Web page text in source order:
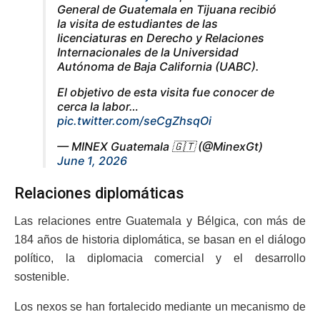
General de Guatemala en Tijuana recibió
la visita de estudiantes de las
licenciaturas en Derecho y Relaciones
Internacionales de la Universidad
Autónoma de Baja California (UABC).
El objetivo de esta visita fue conocer de
cerca la labor…
pic.twitter.com/seCgZhsqOi
— MINEX Guatemala 🇬🇹 (@MinexGt)
June 1, 2026
Relaciones diplomáticas
Las relaciones entre Guatemala y Bélgica, con más de
184 años de historia diplomática, se basan en el diálogo
político, la diplomacia comercial y el desarrollo
sostenible.
Los nexos se han fortalecido mediante un mecanismo de